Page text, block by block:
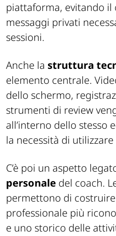
piattaforma, evitando
messaggi privati
sessioni.
Anche la struttura
elemento centrale.
dello schermo,
strumenti di review
all’interno dello stesso
la necessità di
C’è poi un aspetto
personale del coach.
permettono di
professionale più
e uno storico delle